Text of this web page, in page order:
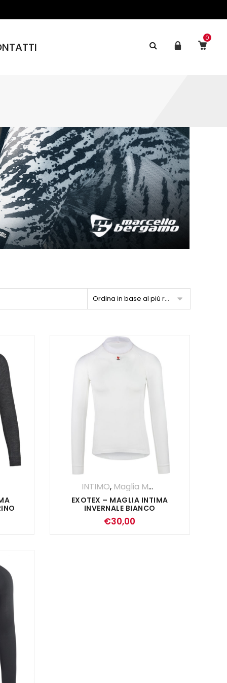
0
Ordina in base al più recente
INTIMO, Maglia Manica Lunga
EXOTEX – MAGLIA INTIMA
INVERNALE BIANCO
€30,00